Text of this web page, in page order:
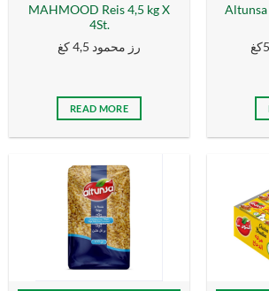
MAHMOOD Reis 4,5 kg X
4St.
رز محمود 4,5 كغ
READ MORE
Altunsa